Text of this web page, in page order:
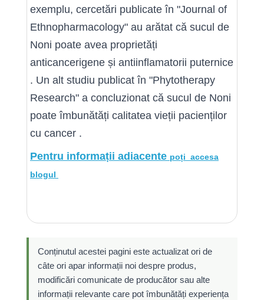
exemplu, cercetări publicate în "Journal of
Ethnopharmacology" au arătat că sucul de
Noni poate avea proprietăți
anticancerigene și antiinflamatorii puternice
. Un alt studiu publicat în "Phytotherapy
Research" a concluzionat că sucul de Noni
poate îmbunătăți calitatea vieții pacienților
cu cancer .
Pentru informații adiacente poți accesa
blogul
Conținutul acestei pagini este actualizat ori de
câte ori apar informații noi despre produs,
modificări comunicate de producător sau alte
informații relevante care pot îmbunătăți experiența